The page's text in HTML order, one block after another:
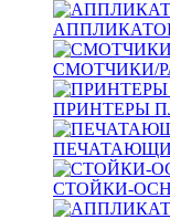
СМОТЧИКИ/
ПРИНТЕРЫ
СТОЙКИ-